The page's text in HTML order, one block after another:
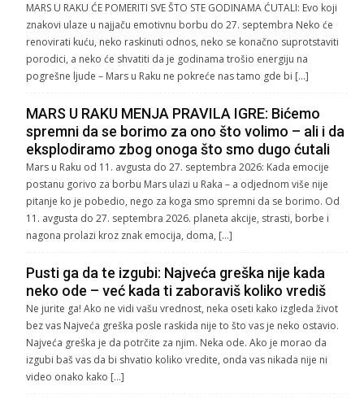
MARS U RAKU ĆE POMERITI SVE ŠTO STE GODINAMA ĆUTALI: Evo koji
znakovi ulaze u najjaču emotivnu borbu do 27. septembra Neko će
renovirati kuću, neko raskinuti odnos, neko se konačno suprotstaviti
porodici, a neko će shvatiti da je godinama trošio energiju na
pogrešne ljude – Mars u Raku ne pokreće nas tamo gde bi […]
MARS U RAKU MENJA PRAVILA IGRE: Bićemo
spremni da se borimo za ono što volimo – ali i da
eksplodiramo zbog onoga što smo dugo ćutali
Mars u Raku od 11. avgusta do 27. septembra 2026: Kada emocije
postanu gorivo za borbu Mars ulazi u Raka – a odjednom više nije
pitanje ko je pobedio, nego za koga smo spremni da se borimo. Od
11. avgusta do 27. septembra 2026. planeta akcije, strasti, borbe i
nagona prolazi kroz znak emocija, doma, […]
Pusti ga da te izgubi: Najveća greška nije kada
neko ode – već kada ti zaboraviš koliko vrediš
Ne jurite ga! Ako ne vidi vašu vrednost, neka oseti kako izgleda život
bez vas Najveća greška posle raskida nije to što vas je neko ostavio.
Najveća greška je da potrčite za njim. Neka ode. Ako je morao da
izgubi baš vas da bi shvatio koliko vredite, onda vas nikada nije ni
video onako kako […]